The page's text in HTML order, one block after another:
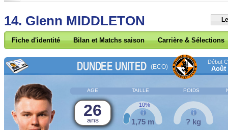
14. Glenn MIDDLETON
Fiche d'identité Bilan et Matchs saison Carrière & Sélections
DUNDEE UNITED (ECO)
Début
Août
AGE TAILLE POIDS
26
ans 1,75 m
10%
? kg